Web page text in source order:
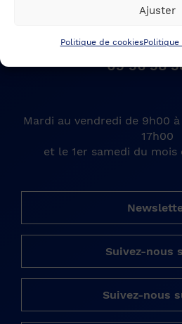
Ajuster
Politique de cookies
1 place du 11 Novembre,
05 56 58
Mardi au vendredi de 9h00
17h00
et le 1er samedi du mois
Suivez-nous
Suivez-nous